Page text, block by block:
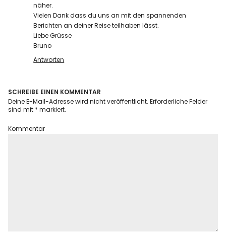
näher.
Vielen Dank dass du uns an mit den spannenden
Berichten an deiner Reise teilhaben lässt.
Liebe Grüsse
Bruno
Antworten
SCHREIBE EINEN KOMMENTAR
Deine E-Mail-Adresse wird nicht veröffentlicht. Erforderliche Felder
sind mit * markiert.
Kommentar